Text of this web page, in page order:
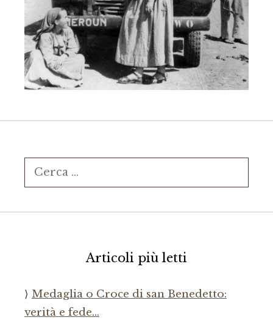
Ricerca
per:
Articoli più letti
Medaglia o Croce di san Benedetto:
verità e fede…